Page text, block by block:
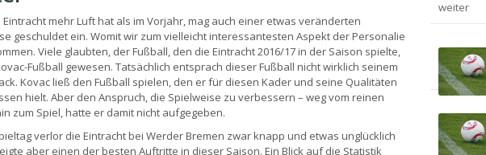
Eintracht mehr Luft hat als im Vorjahr, mag auch einer etwas veränderten
geschuldet ein. Womit wir zum vielleicht interessantesten Aspekt der Personalie
Viele glaubten, der Fußball, den die Eintracht 2016/17 in der Saison spielte,
Fußball gewesen. Tatsächlich entsprach dieser Fußball nicht wirklich seinem
Kovac ließ den Fußball spielen, den er für diesen Kader und seine Qualitäten
hielt. Aber den Anspruch, die Spielweise zu verbessern – weg vom reinen
zum Spiel, hatte er damit nicht aufgegeben.
verlor die Eintracht bei Werder Bremen zwar knapp und etwas unglücklich
aber einen der besten Auftritte in dieser Saison. Ein Blick auf die Statistik
weiter